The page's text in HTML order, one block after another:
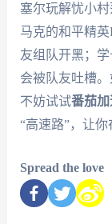
塞尔玩解忧小
马克的和平精
友组队开黑；
会被队友吐槽
不妨试试番茄加
“高速路”，让
Spread the love